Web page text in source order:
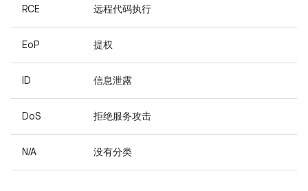
RCE 远程代码执行
EoP 提权
ID 信息泄露
DoS 拒绝服务攻击
N/A 没有分类